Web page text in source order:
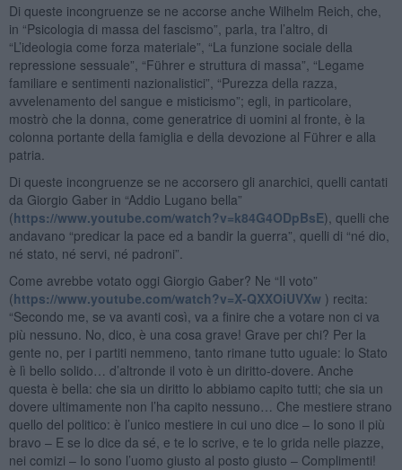
Di queste incongruenze se ne accorse anche Wilhelm Reich, che,
in “Psicologia di massa del fascismo”, parla, tra l’altro, di
“L’ideologia come forza materiale”, “La funzione sociale della
repressione sessuale”, “Führer e struttura di massa”, “Legame
familiare e sentimenti nazionalistici”, “Purezza della razza,
avvelenamento del sangue e misticismo”; egli, in particolare,
mostrò che la donna, come generatrice di uomini al fronte, è la
colonna portante della famiglia e della devozione al Führer e alla
patria.
Di queste incongruenze se ne accorsero gli anarchici, quelli cantati
da Giorgio Gaber in “Addio Lugano bella”
(https://www.youtube.com/watch?v=k84G4ODpBsE), quelli che
andavano “predicar la pace ed a bandir la guerra”, quelli di “né dio,
né stato, né servi, né padroni”.
Come avrebbe votato oggi Giorgio Gaber? Ne “Il voto”
(https://www.youtube.com/watch?v=X-QXXOiUVXw) recita:
“Secondo me, se va avanti così, va a finire che a votare non ci va
più nessuno. No, dico, è una cosa grave! Grave per chi? Per la
gente no, per i partiti nemmeno, tanto rimane tutto uguale: lo Stato
è lì bello solido… d’altronde il voto è un diritto-dovere. Anche
questa è bella: che sia un diritto lo abbiamo capito tutti; che sia un
dovere ultimamente non l’ha capito nessuno… Che mestiere strano
quello del politico: è l’unico mestiere in cui uno dice – Io sono il più
bravo – E se lo dice da sé, e te lo scrive, e te lo grida nelle piazze,
nei comizi – Io sono l’uomo giusto al posto giusto – Complimenti!